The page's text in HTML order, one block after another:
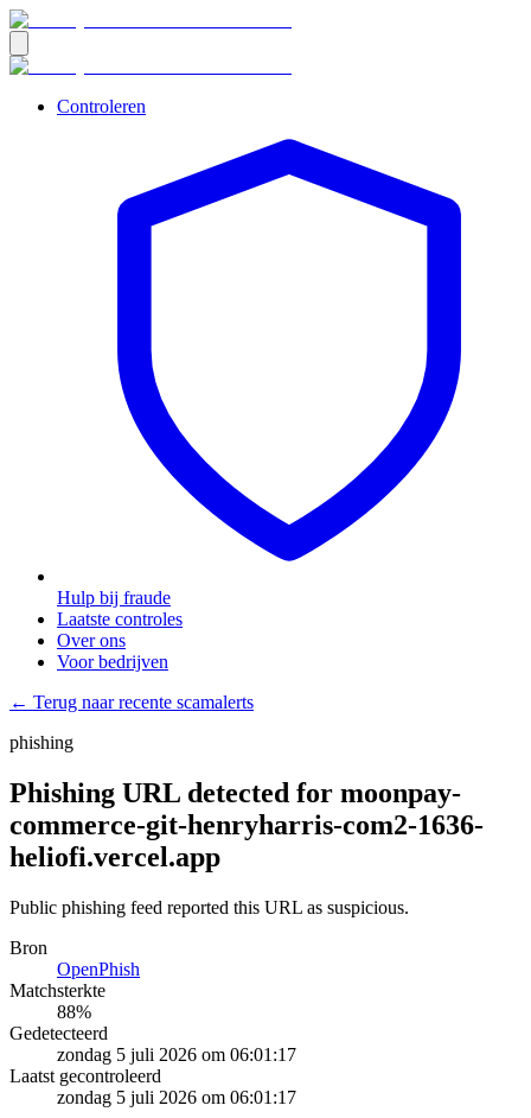
Controleren
Hulp bij fraude
Laatste controles
Over ons
Voor bedrijven
← Terug naar recente scamalerts
phishing
Phishing URL detected for moonpay-
commerce-git-henryharris-com2-1636-
heliofi.vercel.app
Public phishing feed reported this URL as suspicious.
Bron
OpenPhish
Matchsterkte
88%
Gedetecteerd
zondag 5 juli 2026 om 06:01:17
Laatst gecontroleerd
zondag 5 juli 2026 om 06:01:17